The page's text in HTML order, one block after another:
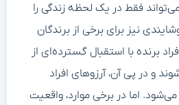
فقط در یک لحظه زندگی را
نیز برای برخی از برندگان
برنده با استقبال گسترده‌ای از
و در پی آن، آرزوهای افراد
می‌شود. اما در برخی موارد، واقعیت